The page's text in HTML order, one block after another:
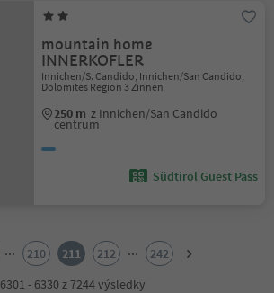
mountain home
INNERKOFLER
Innichen/S. Candido, Innichen/San Candido,
Dolomites Region 3 Zinnen
250 m z Innichen/San Candido
centrum
Südtirol Guest Pass
... 210 211 212 ...
242
6301 - 6330 z 7244 výsledky